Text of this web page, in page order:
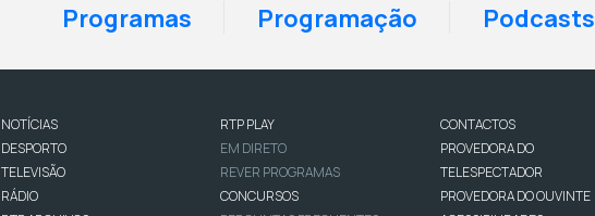
Programas Programação Podcasts
NOTÍCIAS
DESPORTO
TELEVISÃO
RÁDIO
RTP PLAY
EM DIRETO
REVER PROGRAMAS
CONCURSOS
CONTACTOS
PROVEDORA DO
TELESPECTADOR
PROVEDORA DO OUVINTE